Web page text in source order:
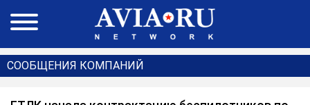
СООБЩЕНИЯ КОМПАНИЙ